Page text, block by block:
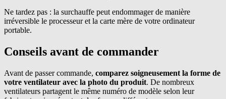
Ne tardez pas : la surchauffe peut endommager de manière
irréversible le processeur et la carte mère de votre ordinateur
portable.
Conseils avant de commander
Avant de passer commande, comparez soigneusement la forme de
votre ventilateur avec la photo du produit. De nombreux
ventilateurs partagent le même numéro de modèle selon leur